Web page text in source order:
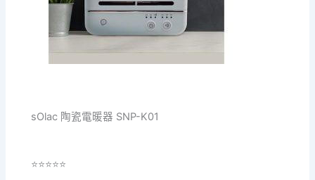
sOlac 陶瓷電暖器 SNP-K01
⭐⭐⭐⭐⭐